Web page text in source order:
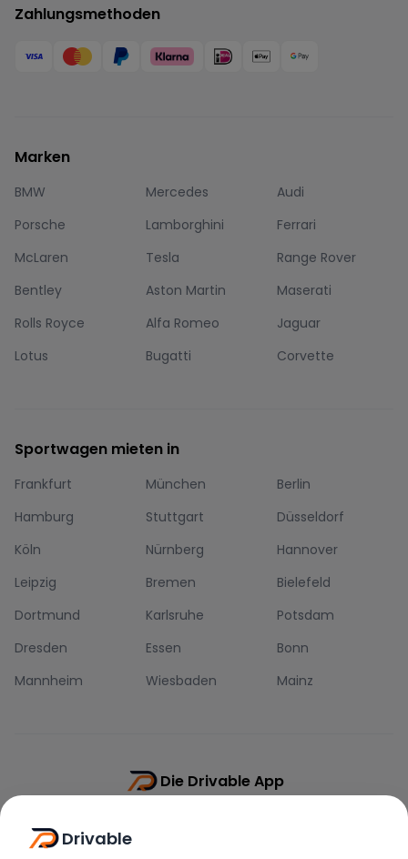
Zahlungsmethoden
Marken
BMW Mercedes
Audi
Porsche
Lamborghini
Ferrari
McLaren
Tesla
Range Rover
Bentley
Aston Martin
Maserati
Rolls Royce
Alfa Romeo
Jaguar
Lotus
Bugatti Corvette
Sportwagen mieten in
Frankfurt München
Berlin
Hamburg
Stuttgart
Düsseldorf
Köln
Nürnberg
Hannover
Leipzig
Bremen
Bielefeld
Dortmund
Karlsruhe
Potsdam
Dresden
Essen
Bonn
Mannheim
Wiesbaden Mainz
Die Drivable App
Drivable